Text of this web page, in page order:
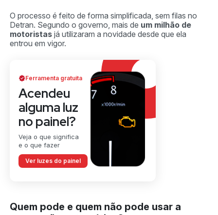
O processo é feito de forma simplificada, sem filas no
Detran. Segundo o governo, mais de um milhão de
motoristas já utilizaram a novidade desde que ela
entrou em vigor.
Ferramenta gratuita
Acendeu
alguma luz
no painel?
Veja o que significa
e o que fazer
Ver luzes do painel
Quem pode e quem não pode usar a